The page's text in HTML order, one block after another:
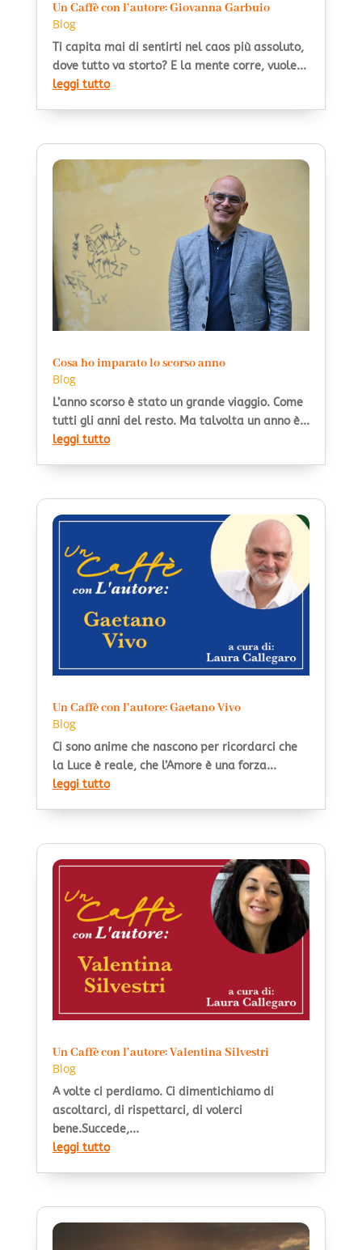
Un Caffè con l’autore: Giovanna Garbuio
Blog
Ti capita mai di sentirti nel caos più assoluto,
dove tutto va storto? E la mente corre, vuole...
leggi tutto
Cosa ho imparato lo scorso anno
Blog
L’anno scorso è stato un grande viaggio. Come
tutti gli anni del resto. Ma talvolta un anno è...
leggi tutto
Un Caffè con l’autore: Gaetano Vivo
Blog
Ci sono anime che nascono per ricordarci che
la Luce è reale, che l’Amore è una forza...
leggi tutto
Un Caffè con l’autore: Valentina Silvestri
Blog
A volte ci perdiamo. Ci dimentichiamo di
ascoltarci, di rispettarci, di volerci
bene.Succede,...
leggi tutto